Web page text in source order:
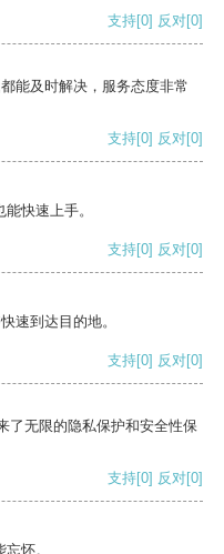
支持[0] 反对[0]
能及时解决，服务态度非常
支持[0] 反对[0]
快速上手。
支持[0] 反对[0]
速到达目的地。
支持[0] 反对[0]
了无限的隐私保护和安全性保
支持[0] 反对[0]
怀。